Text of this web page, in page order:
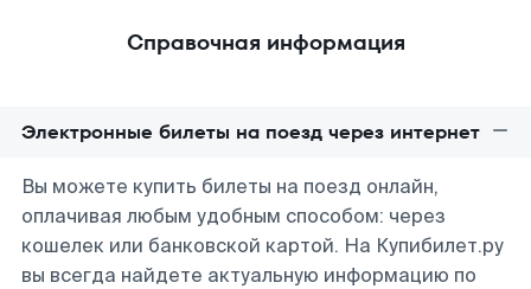
Справочная информация
Электронные билеты на поезд через интернет
Вы можете купить билеты на поезд онлайн,
оплачивая любым удобным способом: через
кошелек или банковской картой. На Купибилет.ру
вы всегда найдете актуальную информацию по